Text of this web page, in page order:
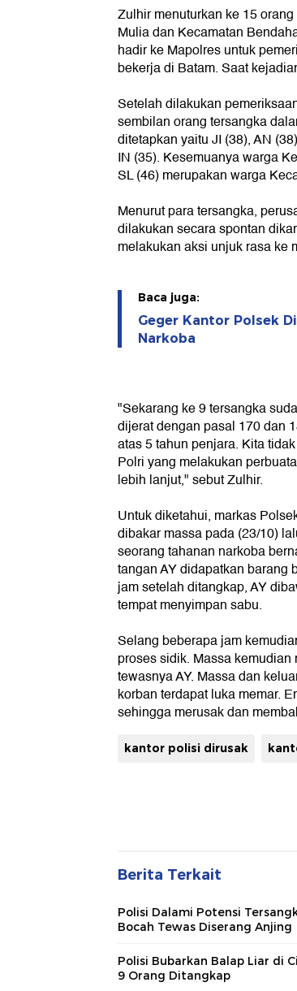
Zulhir menuturkan ke 15
Mulia dan Kecamatan
hadir ke Mapolres untuk
bekerja di Batam. Saat
Setelah dilakukan
sembilan orang tersangka
ditetapkan yaitu JI (38), AN
IN (35). Kesemuanya warga
SL (46) merupakan warga
Menurut para tersangka,
dilakukan secara spontan
melakukan aksi unjuk rasa ke
Baca juga:
Geger Kantor Polsek
Narkoba
"Sekarang ke 9 tersangka
dijerat dengan pasal 170 dan
atas 5 tahun penjara. Kita
Polri yang melakukan
lebih lanjut," sebut Zulhir.
Untuk diketahui, markas
dibakar massa pada (23/10)
seorang tahanan narkoba
tangan AY didapatkan barang
jam setelah ditangkap, AY
tempat menyimpan sabu.
Selang beberapa jam
proses sidik. Massa
tewasnya AY. Massa dan
korban terdapat luka memar.
sehingga merusak dan
kantor polisi dirusak
Berita Terkait
Polisi Dalami Potensi
Bocah Tewas Diserang Anjing
Polisi Bubarkan Balap Liar di
9 Orang Ditangkap